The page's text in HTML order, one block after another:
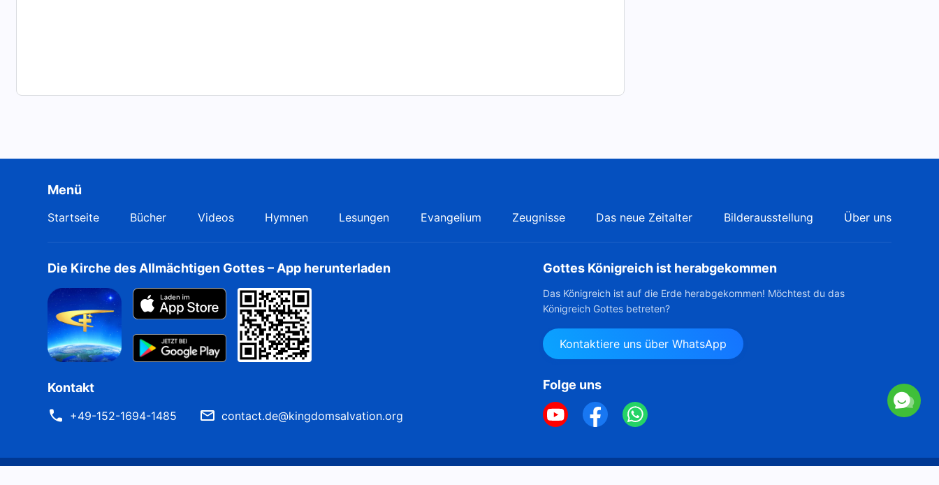
Menü
Startseite Bücher Videos Hymnen Lesungen Evangelium Zeugnisse Das neue Zeitalter Bilderausstellung Über uns
Die Kirche des Allmächtigen Gottes – App herunterladen
Kontakt
+49-152-1694-1485 contact.de@kingdomsalvation.org
Gottes Königreich ist herabgekommen
Das Königreich ist auf die Erde herabgekommen! Möchtest du das
Königreich Gottes betreten?
Kontaktiere uns über WhatsApp
Folge uns